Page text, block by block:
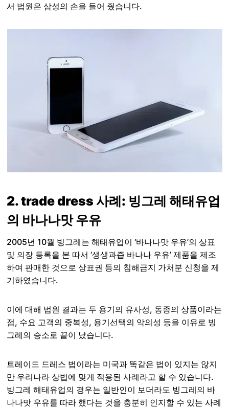
서 법원은 삼성의 손을 들어 줬습니다.
2. trade dress 사례: 빙그레 해태유업
의 바나나맛 우유
2005년 10월 빙그레는 해태유업이 ‘바나나맛 우유’의 상표
및 의장 등록을 본 따서 ‘생생과즙 바나나 우유’ 제품을 제조
하여 판매한 것으로 상표권 등의 침해금지 가처분 신청을 제
기하였습니다.
이에 대해 법원 결과는 두 용기의 유사성, 동종의 상품이라는
점, 수요 고객의 중복성, 용기선택의 악의성 등을 이유로 빙
그레의 승소로 끝이 났습니다.
트레이드 드레스 법이라는 미국과 똑같은 법이 있지는 않지
만 우리나라 상법에 맞게 적용된 사례라고 할 수 있습니다.
빙그레 해태유업의 경우는 일반인이 보더라도 빙그레의 바
나나맛 우유를 따라 했다는 것을 충분히 인지할 수 있는 사례